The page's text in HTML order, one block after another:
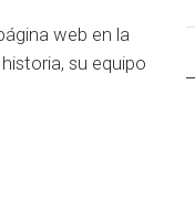
web en la
su equipo